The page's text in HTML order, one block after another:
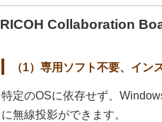
RICOH Collaboration
（1）専用ソフト不要、イン
特定のOSに依存せず、
に無線投影ができます。